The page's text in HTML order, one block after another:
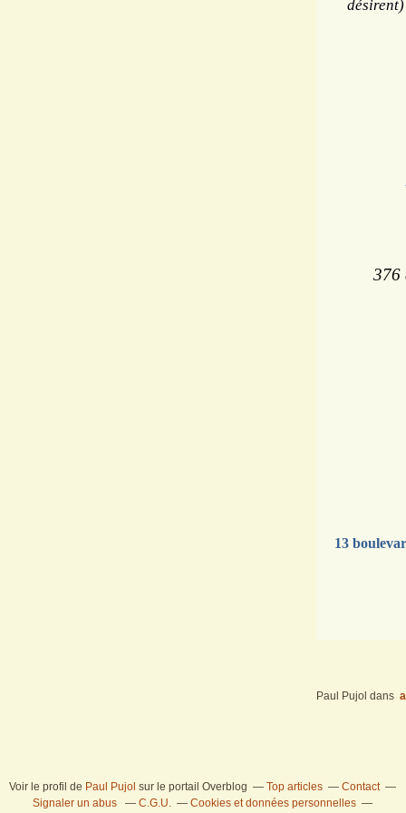
désirent)
376
13
Paul Pujol dans
Voir le profil de Paul Pujol sur le portail Overblog Top articles
Contact
Signaler un abus
C.G.U. Cookies et données personnelles